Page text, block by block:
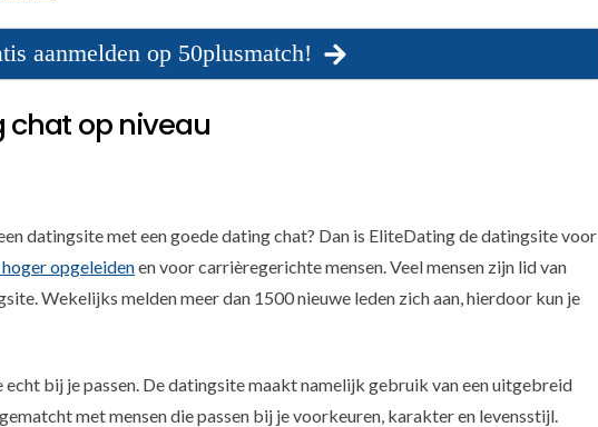
aanmelden op 50plusmatch!
chat op niveau
datingsite met een goede dating chat? Dan is EliteDating de datingsite voor
opgeleidenen voor carrièregerichte mensen. Veel mensen zijn lid van
Wekelijks melden meer dan 1500 nieuwe leden zich aan, hierdoor kun je
bij je passen. De datingsite maakt namelijk gebruik van een uitgebreid
met mensen die passen bij je voorkeuren, karakter en levensstijl.